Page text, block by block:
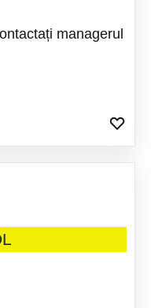
managerul